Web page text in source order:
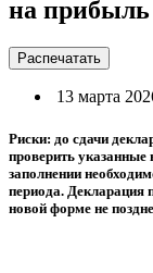
на прибыль
Распечатать
13 марта
Риски: до сдачи
проверить
заполнении
периода. Декларация
новой форме не